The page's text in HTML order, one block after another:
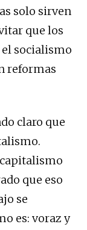
solo sirven
que los
socialismo
reformas
claro que
que eso
se
es: voraz y